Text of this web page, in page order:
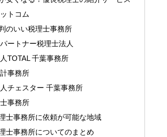
トコム
のいい税理士事務所
ートナー税理士法人
TOTAL 千葉事務所
事務所
チェスター 千葉事務所
事務所
士事務所に依頼が可能な地域
士事務所についてのまとめ